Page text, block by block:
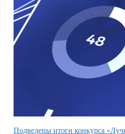
Подведены итоги конкурса